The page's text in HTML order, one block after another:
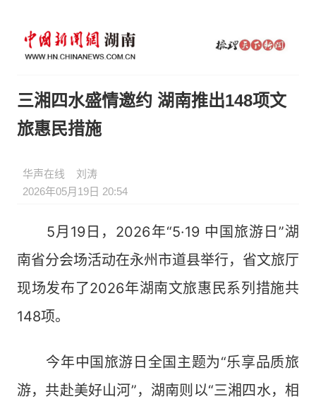
三湘四水盛情邀约 湖南推出148项文
旅惠民措施
华声在线
刘涛
2026年05月19日 20:54
5月19日，2026年“5·19 中国旅游日”湖
南省分会场活动在永州市道县举行，省文旅厅
现场发布了2026年湖南文旅惠民系列措施共
148项。
今年中国旅游日全国主题为“乐享品质旅
游，共赴美好山河”，湖南则以“三湘四水，相